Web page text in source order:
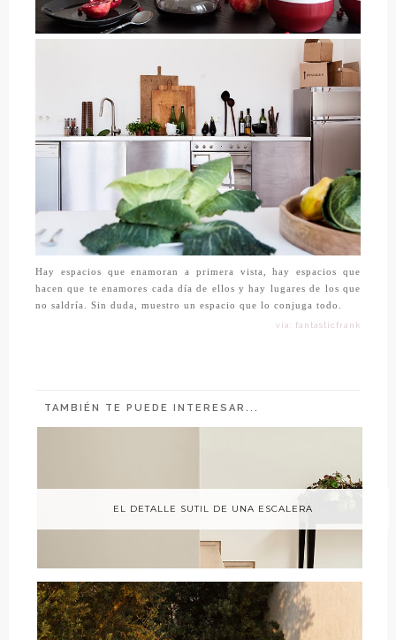
Hay espacios que enamoran a primera vista, hay espacios que
hacen que te enamores cada día de ellos y hay lugares de los que
no saldría. Sin duda, muestro un espacio que lo conjuga todo.
vía: fantasticfrank
TAMBIÉN TE PUEDE INTERESAR...
EL DETALLE SUTIL DE UNA ESCALERA